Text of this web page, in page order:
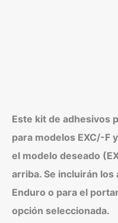
Este kit de adhesivos
para modelos EXC/-F
el modelo deseado
arriba. Se incluirán
Enduro o para el
opción seleccionada.